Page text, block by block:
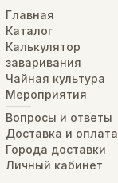
Главная
Каталог
Калькулятор
заваривания
Чайная культура
Мероприятия
Вопросы и ответы
Доставка и оплата
Города доставки
Личный кабинет